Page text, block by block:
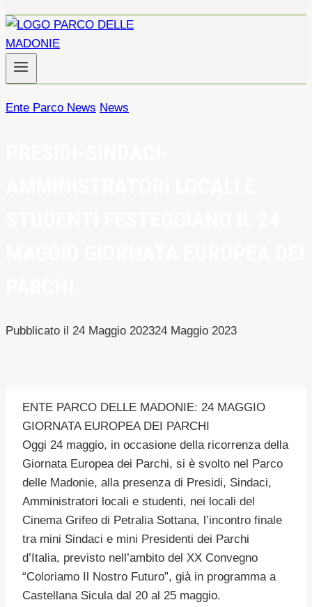
Ente Parco News News
Pubblicato il 24 Maggio 202324 Maggio 2023
ENTE PARCO DELLE MADONIE: 24 MAGGIO
GIORNATA EUROPEA DEI PARCHI
Oggi 24 maggio, in occasione della ricorrenza della
Giornata Europea dei Parchi, si è svolto nel Parco
delle Madonie, alla presenza di Presidi, Sindaci,
Amministratori locali e studenti, nei locali del
Cinema Grifeo di Petralia Sottana, l’incontro finale
tra mini Sindaci e mini Presidenti dei Parchi
d’Italia, previsto nell’ambito del XX Convegno
“Coloriamo Il Nostro Futuro”, già in programma a
Castellana Sicula dal 20 al 25 maggio.